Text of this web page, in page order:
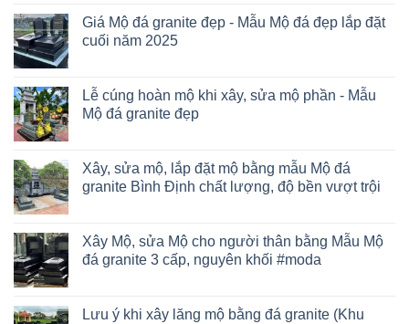
Giá Mộ đá granite đẹp - Mẫu Mộ đá đẹp lắp đặt
cuối năm 2025
Lễ cúng hoàn mộ khi xây, sửa mộ phần - Mẫu
Mộ đá granite đẹp
Xây, sửa mộ, lắp đặt mộ bằng mẫu Mộ đá
granite Bình Định chất lượng, độ bền vượt trội
Xây Mộ, sửa Mộ cho người thân bằng Mẫu Mộ
đá granite 3 cấp, nguyên khối #moda
Lưu ý khi xây lăng mộ bằng đá granite (Khu